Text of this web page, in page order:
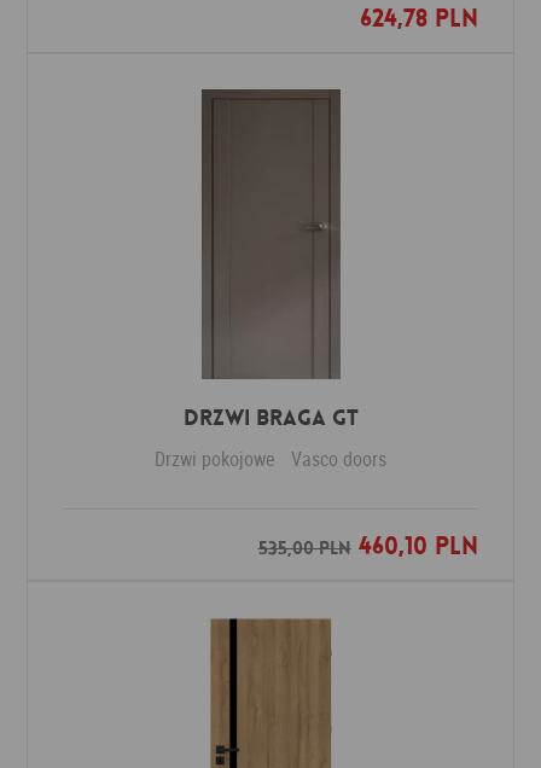
624,78 PLN
Dodaj do ulubionych
Drzwi Braga GT
Drzwi pokojowe Vasco doors
535,00 PLN460,10 PLN
Dodaj do ulubionych